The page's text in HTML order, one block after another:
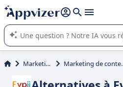
répondre (plusieurs lignes avec
L'IA de Appvizer vous guide dans
logiciel SaaS en entreprise.
Marketing